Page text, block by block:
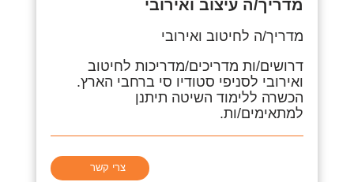
מדריך/ה עיצוב ואירובי
מדריך/ה לחיטוב ואירובי
דרושים/ות מדריכים/מדריכות לחיטוב
ואירובי לסניפי סטודיו סי ברחבי הארץ.
הכשרה ללימוד השיטה תיתנן
למתאימים/ות.
צרי קשר